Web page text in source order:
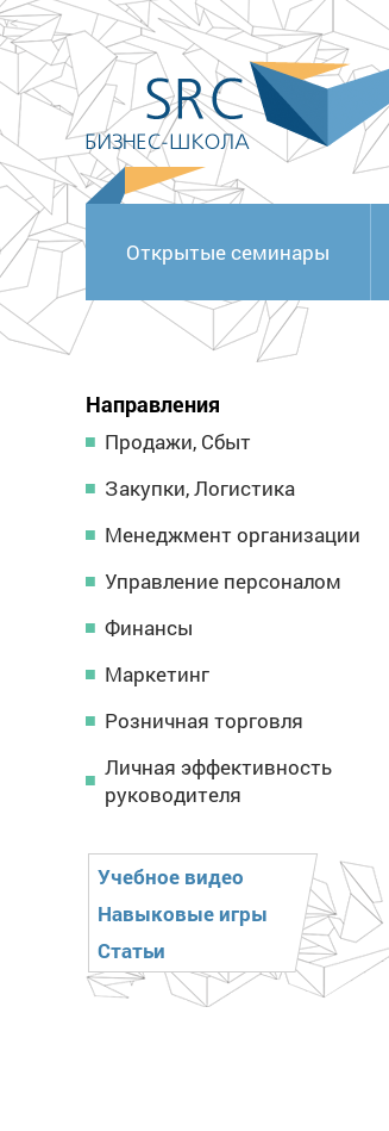
<
Открытые семинары
Направления
Продажи, Сбыт
Закупки, Логистика
Менеджмент организации
Управление персоналом
Финансы
Маркетинг
Розничная торговля
Личная эффективность
руководителя
Учебное видео
Навыковые игры
Статьи